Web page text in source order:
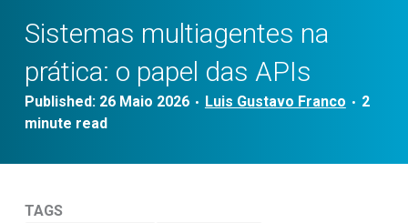
Sistemas multiagentes na
prática: o papel das APIs
Published: 26 Maio 2026 • Luis Gustavo Franco •
TAGS